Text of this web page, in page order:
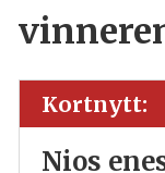
Kortnytt:
Nios